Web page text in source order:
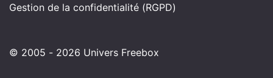
Gestion de la confidentialité (RGPD)
© 2005 - 2026 Univers Freebox